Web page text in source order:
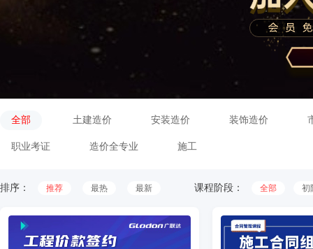
全部 土建造价 安装造价 装饰造价
职业考证 造价全专业 施工
排序： 推荐 最热 最新 课程阶段： 全部 初